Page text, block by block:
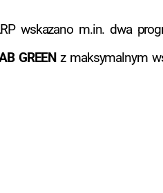
wskazano m.in. dwa
GREENz maksymalnym